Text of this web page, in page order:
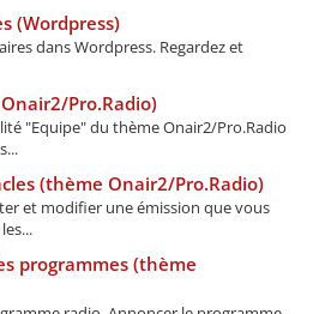
(Wordpress)
dans Wordpress. Regardez et
Pro.Radio)
"Equipe" du thème Onair2/Pro.Radio
(thème Onair2/Pro.Radio)
et modifier une émission que vous
programmes (thème